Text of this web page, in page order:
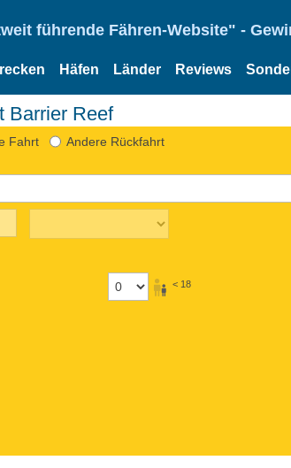
führende Fähren-Website" -
Häfen Länder Reviews
Barrier Reef
Fahrt Andere Rückfahrt
< 18